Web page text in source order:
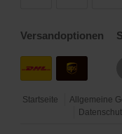
Versandoptionen
Startseite Allgemeine